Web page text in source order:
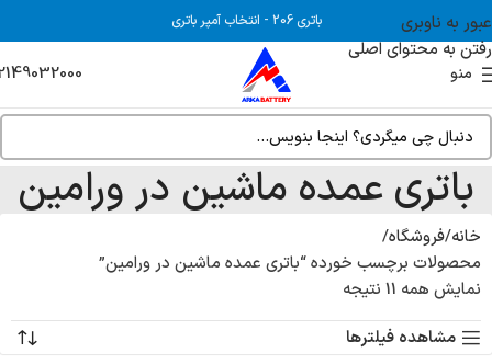
عبور به ناوبری
رفتن به محتوای اصلی
باتری 206 - انتخاب آمپر باتری
منو
باتری عمده ماشین در ورامین
خانه فروشگاه
محصولات برچسب خورده “باتری عمده ماشین در ورامین”
نمایش همه 11 نتیجه
مشاهده فیلترها